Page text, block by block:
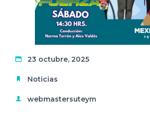
23 octubre, 2025
Noticias
webmastersuteym